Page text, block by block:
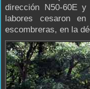
dirección N50-60E
labores cesaron
escombreras, en la